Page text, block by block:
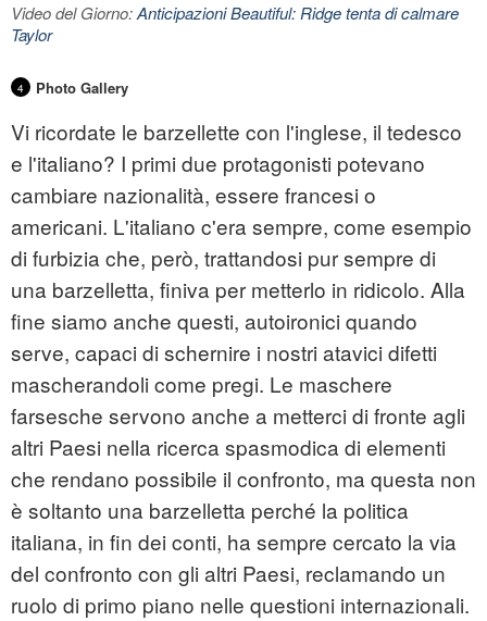
Video del Giorno:Anticipazioni Beautiful: Ridge tenta di calmare
Taylor
4 Photo Gallery
Vi ricordate le barzellette con l'inglese, il tedesco
e l'italiano? I primi due protagonisti potevano
cambiare nazionalità, essere francesi o
americani. L'italiano c'era sempre, come esempio
di furbizia che, però, trattandosi pur sempre di
una barzelletta, finiva per metterlo in ridicolo. Alla
fine siamo anche questi, autoironici quando
serve, capaci di schernire i nostri atavici difetti
mascherandoli come pregi. Le maschere
farsesche servono anche a metterci di fronte agli
altri Paesi nella ricerca spasmodica di elementi
che rendano possibile il confronto, ma questa non
è soltanto una barzelletta perché la politica
italiana, in fin dei conti, ha sempre cercato la via
del confronto con gli altri Paesi, reclamando un
ruolo di primo piano nelle questioni internazionali.